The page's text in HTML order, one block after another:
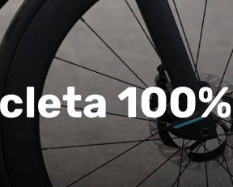
100%